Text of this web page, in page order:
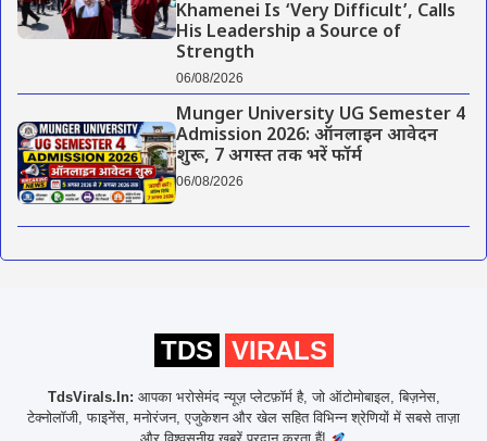
Khamenei Is ‘Very Difficult’, Calls
His Leadership a Source of
Strength
06/08/2026
Munger University UG Semester 4
Admission 2026: ऑनलाइन आवेदन
शुरू, 7 अगस्त तक भरें फॉर्म
06/08/2026
TDS VIRALS
TdsVirals.In: आपका भरोसेमंद न्यूज़ प्लेटफ़ॉर्म है, जो ऑटोमोबाइल, बिज़नेस,
टेक्नोलॉजी, फाइनेंस, मनोरंजन, एजुकेशन और खेल सहित विभिन्न श्रेणियों में सबसे ताज़ा